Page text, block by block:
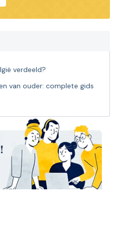
verdeeld?
van ouder: complete gids